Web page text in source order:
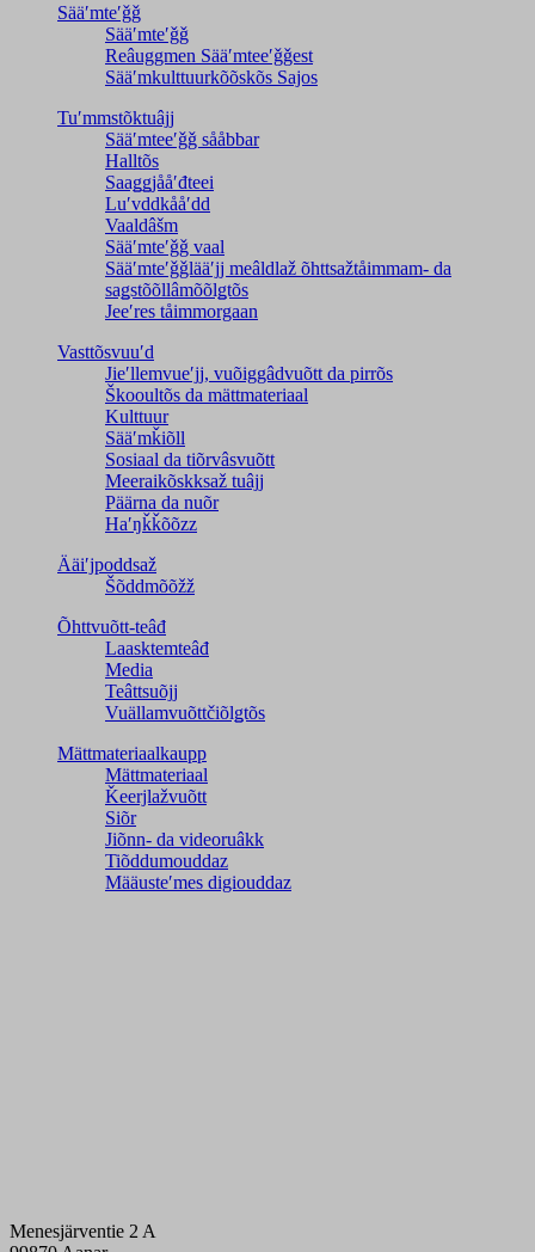
Sääʹmteʹǧǧ
Sääʹmteʹǧǧ
Reâuggmen Sääʹmteeʹǧǧest
Sääʹmkulttuurkõõskõs Sajos
Tuʹmmstõktuâjj
Sääʹmteeʹǧǧ sååbbar
Halltõs
Saaǥǥjååʹđteei
Luʹvddkååʹdd
Vaaldâšm
Sääʹmteʹǧǧ vaal
Sääʹmteʹǧǧlääʹjj meâldlaž õhttsažtåimmam- da
saǥstõõllâmõõlǥtõs
Jeeʹres tåimmorgaan
Vasttõsvuuʹd
Jieʹllemvueʹjj, vuõiggâdvuõtt da pirrõs
Škooultõs da mättmateriaal
Kulttuur
Sääʹmǩiõll
Sosiaal da tiõrvâsvuõtt
Meeraikõskksaž tuâjj
Päärna da nuõr
Haʹŋǩǩõõzz
Ääiʹjpoddsaž
Šõddmõõžž
Õhttvuõtt-teâđ
Laasktemteâđ
Media
Teâttsuõjj
Vuällamvuõttčiõlǥtõs
Mättmateriaalkaupp
Mättmateriaal
Ǩeerjlažvuõtt
Siõr
Jiõnn- da videoruâkk
Tiõddumouddaz
Määusteʹmes digiouddaz
Menesjärventie 2 A